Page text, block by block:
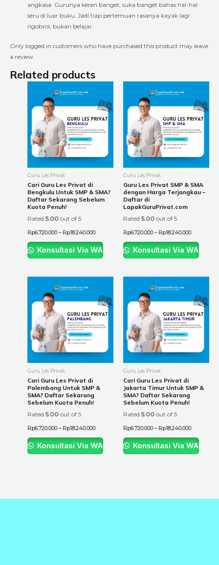
angkasa. Gurunya keren banget, suka banget bahas hal-hal
seru di luar buku. Jadi tiap pertemuan rasanya kayak lagi
ngobrol, bukan belajar.
Only logged in customers who have purchased this product may leave
a review.
Related products
Guru Les Privat
Cari Guru Les Privat di
Bengkulu Untuk SMP & SMA?
Daftar Sekarang Sebelum
Kuota Penuh!
Rated 5.00 out of 5
Rp6.720.000 – Rp18.240.000
through
Rp18.240.000
has
multiple
variants.
may
on
Konsultasi Via WA
Guru Les Privat
Guru Les Privat SMP & SMA
dengan Harga Terjangkau –
Daftar di
LapakGuruPrivat.com
Rated 5.00 out of 5
Rp6.720.000 – Rp18.240.000
through
has
multiple
variants.
may
chosen
on
Konsultasi Via WA
Guru Les Privat
Cari Guru Les Privat di
Palembang Untuk SMP &
SMA? Daftar Sekarang
Sebelum Kuota Penuh!
Rated 5.00 out of 5
Rp6.720.000 – Rp18.240.000
through
Rp18.240.000
has
multiple
variants.
options
on
Konsultasi Via WA
Guru Les Privat
Cari Guru Les Privat di
Jakarta Timur Untuk SMP &
SMA? Daftar Sekarang
Sebelum Kuota Penuh!
Rated 5.00 out of 5
Rp6.720.000 – Rp18.240.000
through
has
multiple
variants.
options
on
Konsultasi Via WA